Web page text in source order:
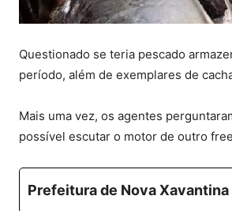
Questionado se teria pescado
período, além de exemplares de
Mais uma vez, os agentes
possível escutar o motor de outro
Prefeitura de Nova